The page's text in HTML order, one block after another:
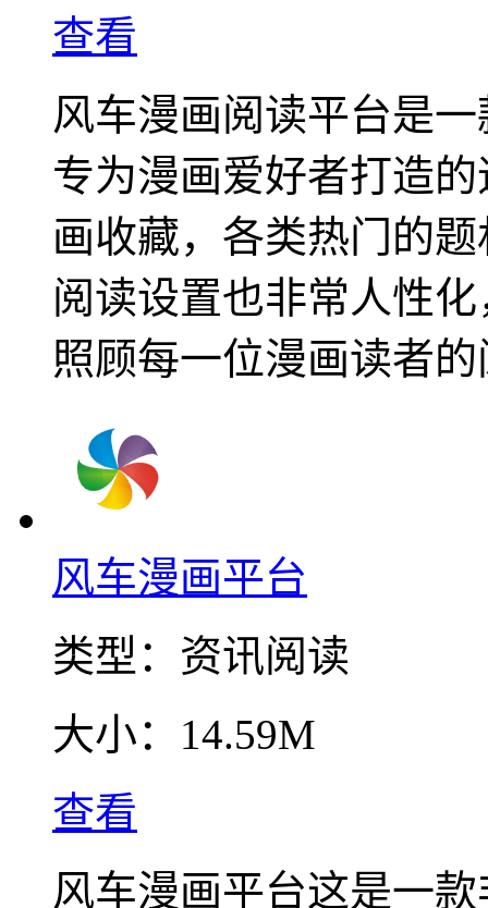
查看
风车漫画阅读平台是
专为漫画爱好者打造
画收藏，各类热门的
阅读设置也非常人性
照顾每一位漫画读者
风车漫画平台
类型： 资讯阅读
大小： 14.59M
查看
风车漫画平台这是一